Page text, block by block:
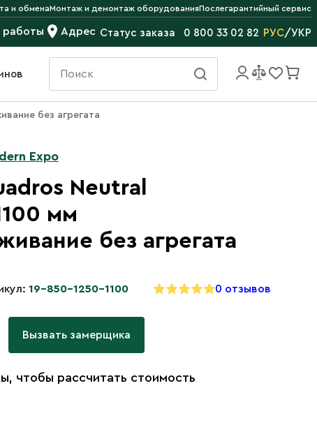
и обменаМонтаж и демонтаж оборудованияПослегарантийный сервис
работы Адрес Статус заказа 0 800 33 02 82 РУС/УКР
без агрегата
Expo
Neutral
мм
без агрегата
19-850-1250-1100 0 отзывов
Вызвать замерщика
чтобы рассчитать стоимость